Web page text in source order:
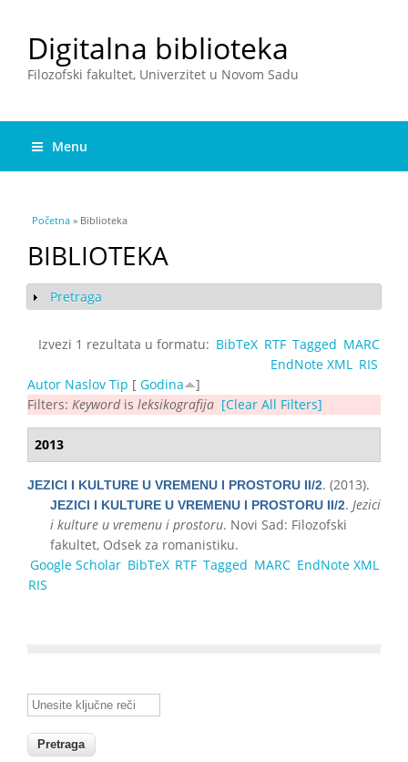
Digitalna biblioteka
Filozofski fakultet, Univerzitet u Novom Sadu
Menu
You are here
Početna » Biblioteka
BIBLIOTEKA
Show
Pretraga
Izvezi 1 rezultata u formatu: BibTeX RTF Tagged MARC
EndNote XML
RIS
Autor Naslov Tip [ Godina
]
Filters: Keywordis leksikografija [Clear All Filters]
2013
JEZICI I KULTURE U VREMENU I PROSTORU II/2. (2013).
JEZICI I KULTURE U VREMENU I PROSTORU II/2. Jezici
i kulture u vremenu i prostoru. Novi Sad: Filozofski
fakultet, Odsek za romanistiku.
Google Scholar BibTeX RTF Tagged MARC EndNote XML
RIS
Unesite ključne reči